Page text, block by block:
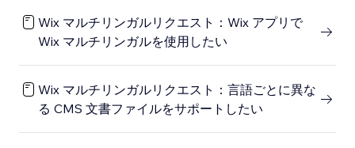
Wix マルチリンガルリクエスト：Wix アプリで
Wix マルチリンガルを使用したい
Wix マルチリンガルリクエスト：言語ごとに異な
る CMS 文書ファイルをサポートしたい